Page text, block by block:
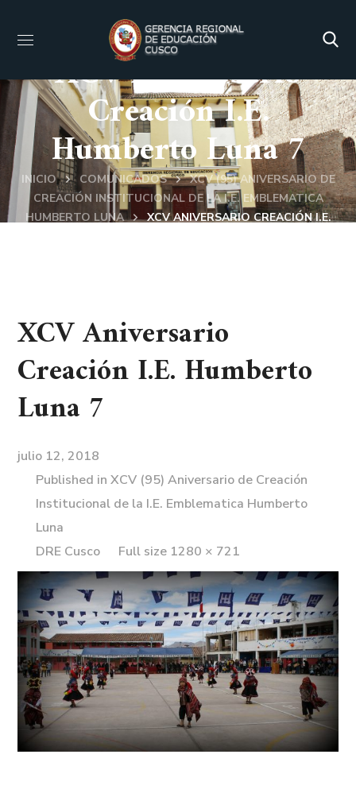
XCV Aniversario
Creación I.E.
Humberto Luna 7
INICIO COMUNICADOS
XCV (95) ANIVERSARIO DE
CREACIÓN INSTITUCIONAL DE LA I.E. EMBLEMATICA
HUMBERTO LUNA
XCV ANIVERSARIO CREACIÓN I.E.
XCV Aniversario
Creación I.E. Humberto
Luna 7
julio 12, 2018
Published inXCV (95) Aniversario de Creación
Institucional de la I.E. Emblematica Humberto
Luna
DRE Cusco
Full size 1280 × 721